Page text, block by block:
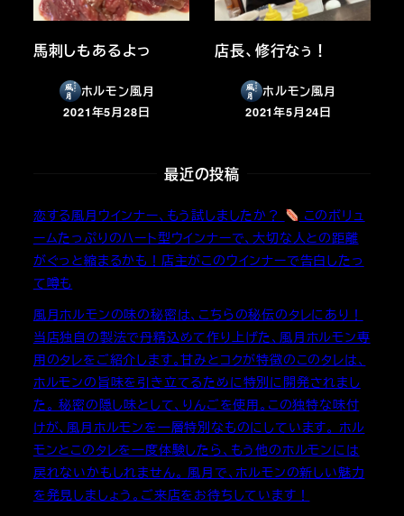
馬刺しもあるよっ
ホルモン風月
投稿日
2021年5月28日
店長、修行なぅ！
ホルモン風月
投稿日
2021年5月24日
最近の投稿
恋する風月ウインナー、もう試しましたか？
このボリュ
ームたっぷりのハート型ウインナーで、大切な人との距離
がぐっと縮まるかも！店主がこのウインナーで告白したっ
て噂も
風月ホルモンの味の秘密は、こちらの秘伝のタレにあり！
当店独自の製法で丹精込めて作り上げた、風月ホルモン専
用のタレをご紹介します。甘みとコクが特徴のこのタレは、
ホルモンの旨味を引き立てるために特別に開発されまし
た。 秘密の隠し味として、りんごを使用。この独特な味付
けが、風月ホルモンを一層特別なものにしています。 ホル
モンとこのタレを一度体験したら、もう他のホルモンには
戻れないかもしれません。 風月で、ホルモンの新しい魅力
を発見しましょう。ご来店をお待ちしています！